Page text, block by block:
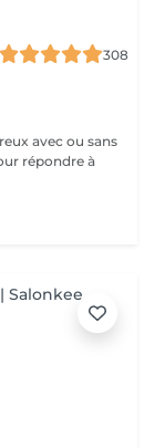
308
avec ou sans
répondre à